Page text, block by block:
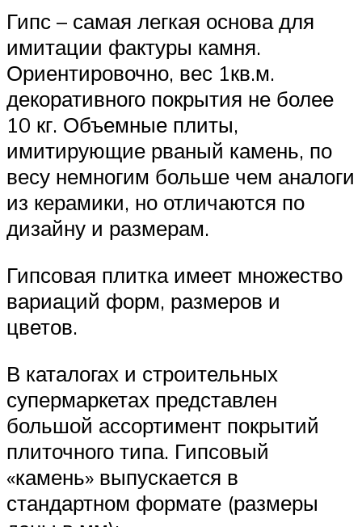
Гипс – самая легкая основа для
имитации фактуры камня.
Ориентировочно, вес 1кв.м.
декоративного покрытия не более
10 кг. Объемные плиты,
имитирующие рваный камень, по
весу немногим больше чем аналоги
из керамики, но отличаются по
дизайну и размерам.
Гипсовая плитка имеет множество
вариаций форм, размеров и
цветов.
В каталогах и строительных
супермаркетах представлен
большой ассортимент покрытий
плиточного типа. Гипсовый
«камень» выпускается в
стандартном формате (размеры